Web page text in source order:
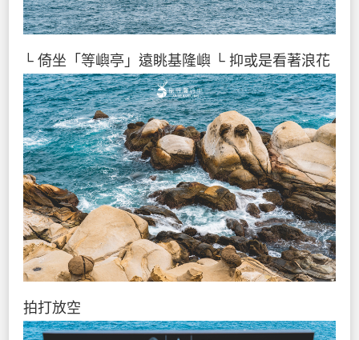
└ 倚坐「等嶼亭」遠眺基隆嶼 └ 抑或是看著浪花
拍打放空